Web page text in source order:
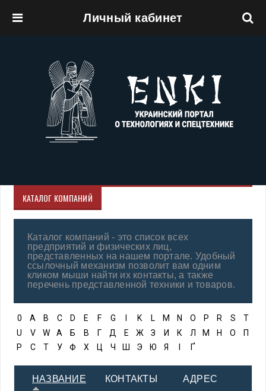
Личный кабинет
КАТАЛОГ КОМПАНИЙ
Каталог компаний - это список всех
предприятий и физических лиц,
представленных на нашем портале. Удобный
ссылочный механизм позволит вам одним
кликом мыши найти их контакты, а также
перечень представленной техники и товаров.
0 A B C D E F G K L M N O P R S
T
U
V W А Б В Г Д Е Ж З И К Л М Н О
П
Р
С Т У Ф Х Ц Ч Ш Э Ю Я Ґ
НАЗВАНИЕ КОНТАКТЫ АДРЕС